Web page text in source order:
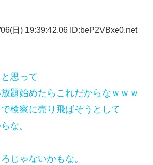
06(日) 19:39:42.06 ID:beP2VBxe0.net
思って
題始めたらこれだからなｗｗｗ
検察に売り飛ばそうとして
な。
じゃないかもな。